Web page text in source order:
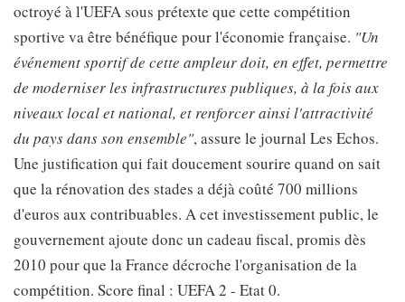
octroyé à l'UEFA sous prétexte que cette compétition
sportive va être bénéfique pour l'économie française. "Un
événement sportif de cette ampleur doit, en effet, permettre
de moderniser les infrastructures publiques, à la fois aux
niveaux local et national, et renforcer ainsi l'attractivité
du pays dans son ensemble", assure le journal Les Echos.
Une justification qui fait doucement sourire quand on sait
que la rénovation des stades a déjà coûté 700 millions
d'euros aux contribuables. A cet investissement public, le
gouvernement ajoute donc un cadeau fiscal, promis dès
2010 pour que la France décroche l'organisation de la
compétition. Score final : UEFA 2 - Etat 0.